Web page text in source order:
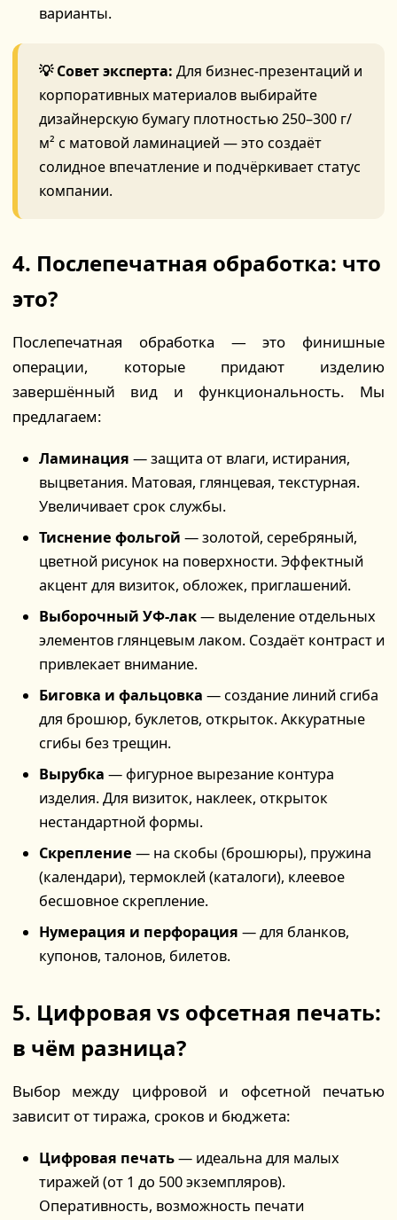
варианты.
💡 Совет эксперта: Для бизнес-презентаций и
корпоративных материалов выбирайте
дизайнерскую бумагу плотностью 250–300 г/
м² с матовой ламинацией — это создаёт
солидное впечатление и подчёркивает статус
компании.
4. Послепечатная обработка: что
это?
Послепечатная обработка — это финишные
операции, которые придают изделию
завершённый вид и функциональность. Мы
предлагаем:
Ламинация — защита от влаги, истирания,
выцветания. Матовая, глянцевая, текстурная.
Увеличивает срок службы.
Тиснение фольгой — золотой, серебряный,
цветной рисунок на поверхности. Эффектный
акцент для визиток, обложек, приглашений.
Выборочный УФ-лак— выделение отдельных
элементов глянцевым лаком. Создаёт контраст и
привлекает внимание.
Биговка и фальцовка — создание линий сгиба
для брошюр, буклетов, открыток. Аккуратные
сгибы без трещин.
Вырубка — фигурное вырезание контура
изделия. Для визиток, наклеек, открыток
нестандартной формы.
Скрепление — на скобы (брошюры), пружина
(календари), термоклей (каталоги), клеевое
бесшовное скрепление.
Нумерация и перфорация — для бланков,
купонов, талонов, билетов.
5. Цифровая vs офсетная печать:
в чём разница?
Выбор между цифровой и офсетной печатью
зависит от тиража, сроков и бюджета:
Цифровая печать— идеальна для малых
тиражей (от 1 до 500 экземпляров).
Оперативность, возможность печати